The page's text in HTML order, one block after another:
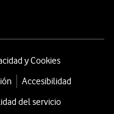
y Cookies
Accesibilidad
del servicio